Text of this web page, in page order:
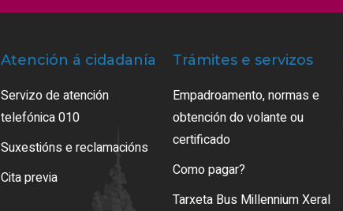
Atención á cidadanía
Servizo de atención
telefónica 010
Suxestións e reclamacións
Cita previa
Trámites e servizos
Empadroamento, normas e
obtención do volante ou
certificado
Como pagar?
Tarxeta Bus Millennium Xeral